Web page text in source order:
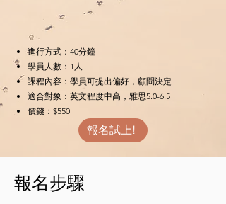
進行方式：40分鐘
​學員人數：1人
課程內容：學員可提出偏好，顧問決定
​適合對象：英文程度中高，雅思5.0-6.5
價錢：$550
報名試上!
報名步驟